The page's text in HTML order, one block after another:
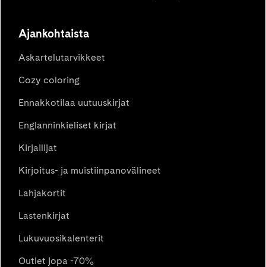
Ajankohtaista
Askartelutarvikkeet
Cozy coloring
Ennakkotilaa uutuuskirjat
Englanninkieliset kirjat
Kirjailijat
Kirjoitus- ja muistiinpanovälineet
Lahjakortit
Lastenkirjat
Lukuvuosikalenterit
Outlet jopa -70%